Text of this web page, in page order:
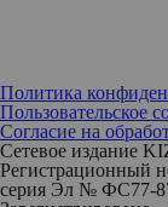
Политика
Пользовательское
Согласие на
Сетевое издание
Регистрационный
серия Эл № ФС77-